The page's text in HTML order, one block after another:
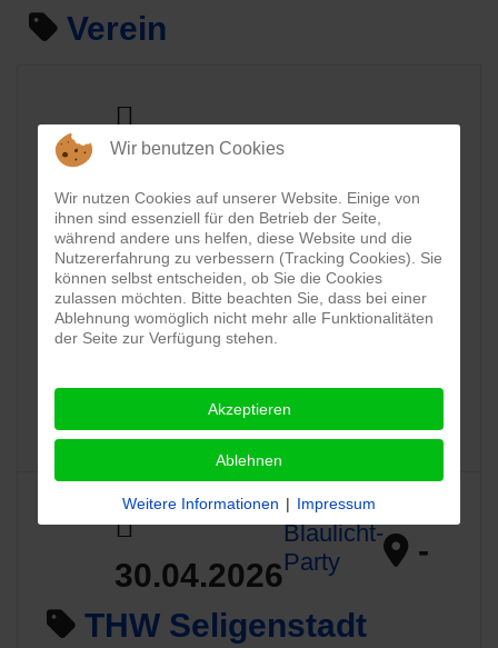
Verein
-
14.06.2026
Sommerfest
Hans-
Platz
Seligenstadt
30.04.2026
Blaulicht-
Party
-
THW Seligenstadt
Wir benutzen Cookies
Wir nutzen Cookies auf unserer Website. Einige von
ihnen sind essenziell für den Betrieb der Seite,
während andere uns helfen, diese Website und die
Nutzererfahrung zu verbessern (Tracking Cookies). Sie
können selbst entscheiden, ob Sie die Cookies
zulassen möchten. Bitte beachten Sie, dass bei einer
Ablehnung womöglich nicht mehr alle Funktionalitäten
der Seite zur Verfügung stehen.
Akzeptieren
Ablehnen
Weitere Informationen | Impressum